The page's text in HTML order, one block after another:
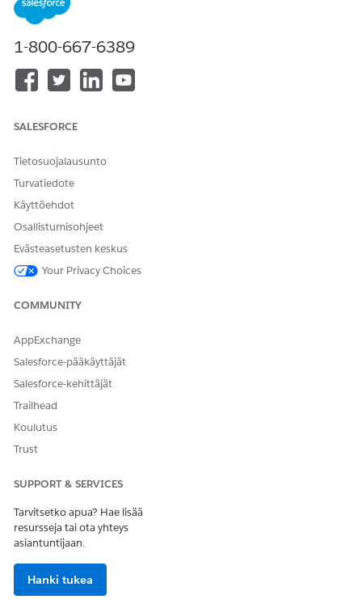
Käytettävissä:
Developer
Anna palautetta, jotta voimme kehittyä!
1-800-667-6389
SALESFORCE
Tietosuojalausunto
Turvatiedote
Käyttöehdot
Osallistumisohjeet
Evästeasetusten keskus
Your Privacy Choices
COMMUNITY
AppExchange
Salesforce-pääkäyttäjät
Salesforce-kehittäjät
Trailhead
Koulutus
Trust
SUPPORT & SERVICES
Tarvitsetko apua? Hae lisää
resursseja tai ota yhteys
asiantuntijaan.
Hanki tukea